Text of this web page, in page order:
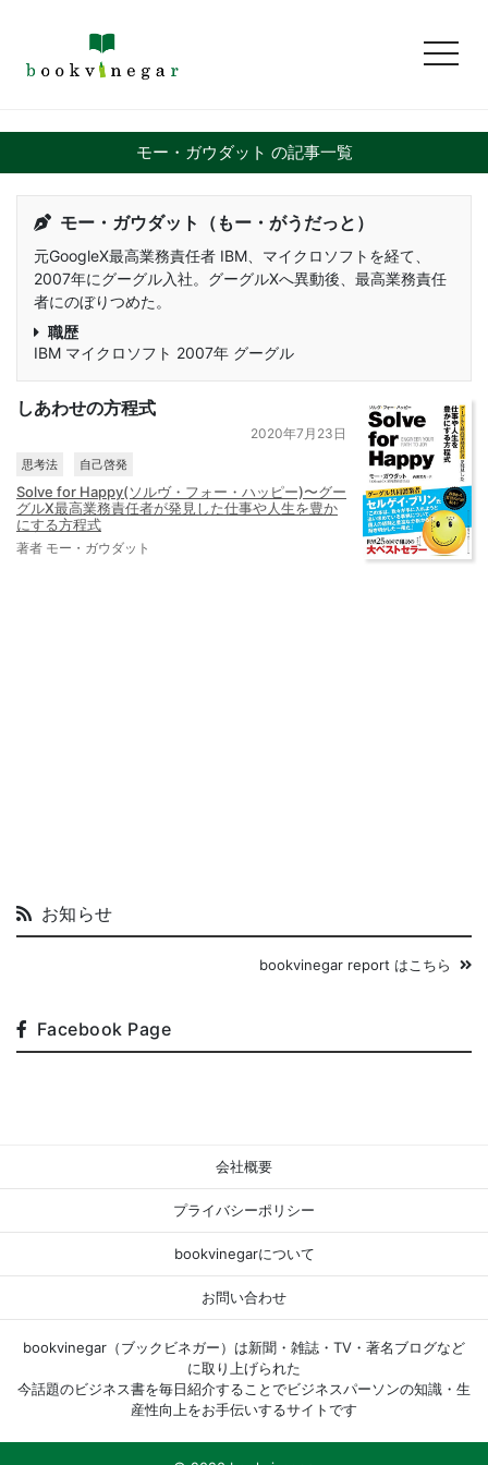
モー・ガウダット の記事一覧
モー・ガウダット（もー・がうだっと）
元GoogleX最高業務責任者 IBM、マイクロソフトを経て、
2007年にグーグル入社。グーグルXへ異動後、最高業務責任
者にのぼりつめた。
職歴
IBM マイクロソフト 2007年 グーグル
しあわせの方程式
2020年7月23日
思考法 自己啓発
Solve for Happy(ソルヴ・フォー・ハッピー)〜グー
グルX最高業務責任者が発見した仕事や人生を豊か
にする方程式
著者 モー・ガウダット
お知らせ
bookvinegar report はこちら
Facebook Page
会社概要
プライバシーポリシー
bookvinegarについて
お問い合わせ
bookvinegar（ブックビネガー）は新聞・雑誌・TV・著名ブログなど
に取り上げられた
今話題のビジネス書を毎日紹介することでビジネスパーソンの知識・生
産性向上をお手伝いするサイトです